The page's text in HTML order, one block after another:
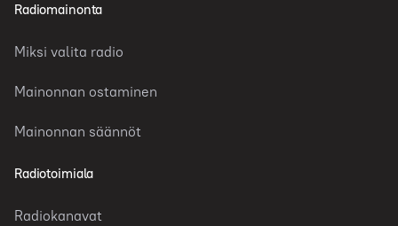
Radiomainonta
Miksi valita radio
Mainonnan ostaminen
Mainonnan säännöt
Radiotoimiala
Radiokanavat